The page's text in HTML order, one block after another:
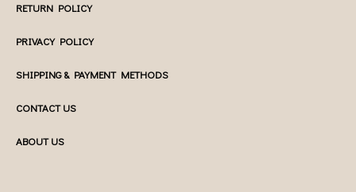
RETURN POLICY
PRIVACY POLICY
SHIPPING & PAYMENT METHODS
CONTACT US
ABOUT US